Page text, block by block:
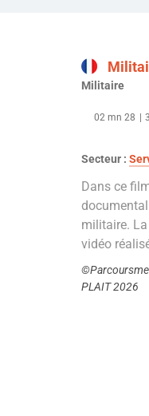
Militaire
02 mn 28
Secteur :
Dans ce
militaire.
vidéo
PLAIT 2026